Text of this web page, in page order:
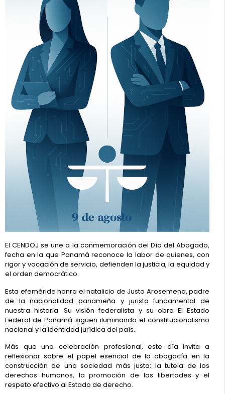
El CENDOJ se une a la conmemoración del Día del Abogado,
fecha en la que Panamá reconoce la labor de quienes, con
rigor y vocación de servicio, defienden la justicia, la equidad y
el orden democrático.
Esta efeméride honra el natalicio de Justo Arosemena, padre
de la nacionalidad panameña y jurista fundamental de
nuestra historia. Su visión federalista y su obra El Estado
Federal de Panamá siguen iluminando el constitucionalismo
nacional y la identidad jurídica del país.
Más que una celebración profesional, este día invita a
reflexionar sobre el papel esencial de la abogacía en la
construcción de una sociedad más justa: la tutela de los
derechos humanos, la promoción de las libertades y el
respeto efectivo al Estado de derecho.